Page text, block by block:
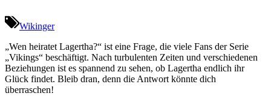
Wikinger
„Wen heiratet Lagertha?“ ist eine Frage, die viele Fans der Serie
„Vikings“ beschäftigt. Nach turbulenten Zeiten und verschiedenen
Beziehungen ist es spannend zu sehen, ob Lagertha endlich ihr
Glück findet. Bleib dran, denn die Antwort könnte dich
überraschen!